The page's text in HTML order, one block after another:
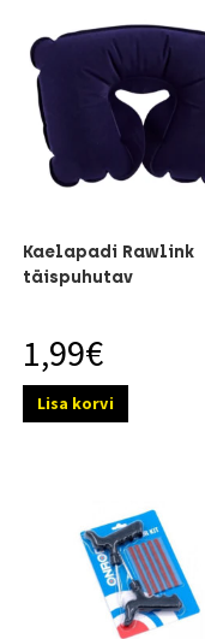
Kaelapadi Rawlink
täispuhutav
1,99€
Lisa korvi